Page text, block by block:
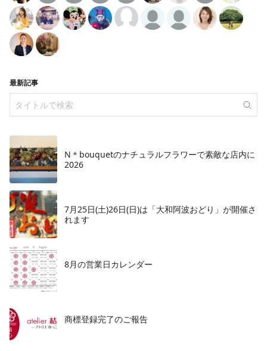
最新記事
N＊bouquetのナチュラルフラワーで素敵な店内に
2026
7月25日(土)26日(日)は「大和阿波おどり」が開催さ
れます
8月の営業日カレンダー
商標登録完了のご報告